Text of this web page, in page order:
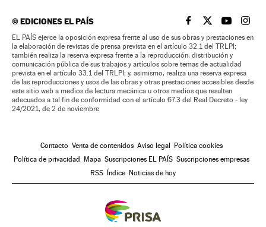
©EDICIONES EL PAÍS EL PAÍS BRASIL EN
EL PAÍSEL PAÍS
EL
EL PAÍS ejerce la oposición expresa frente al uso de sus obras y prestaciones en
la elaboración de revistas de prensa prevista en el artículo 32.1 del TRLPI;
también realiza la reserva expresa frente a la reproducción, distribución y
comunicación pública de sus trabajos y artículos sobre temas de actualidad
prevista en el artículo 33.1 del TRLPI; y, asimismo, realiza una reserva expresa
de las reproducciones y usos de las obras y otras prestaciones accesibles desde
este sitio web a medios de lectura mecánica u otros medios que resulten
adecuados a tal fin de conformidad con el artículo 67.3 del Real Decreto - ley
24/2021, de 2 de noviembre
Contacto Venta de contenidos Aviso legal Política cookies
Política de privacidad Mapa Suscripciones EL PAÍS Suscripciones empresas
RSS Índice Noticias de hoy